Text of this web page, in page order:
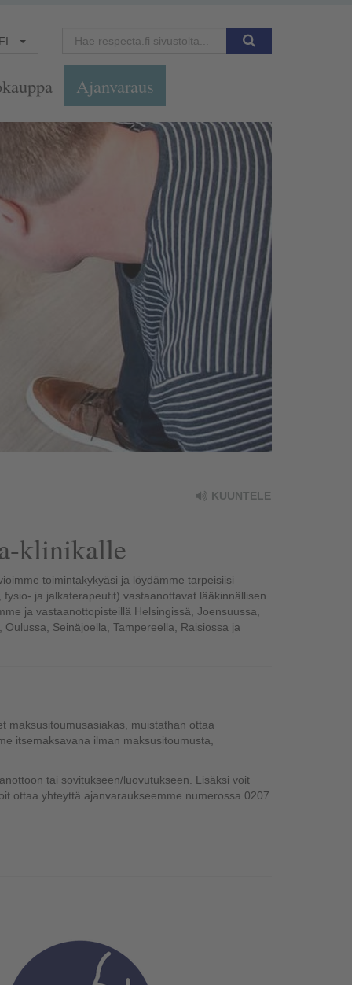
FI
Ajanvaraus
KUUNTELE
klinikalle
toimintakykyäsi ja löydämme tarpeisiisi
ja jalkaterapeutit) vastaanottavat lääkinnällisen
ja vastaanottopisteillä Helsingissä, Joensuussa,
Seinäjoella, Tampereella, Raisiossa ja
maksusitoumusasiakas, muistathan ottaa
itsemaksavana ilman maksusitoumusta,
tai sovitukseen/luovutukseen. Lisäksi voit
ottaa yhteyttä ajanvaraukseemme numerossa 0207